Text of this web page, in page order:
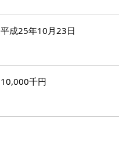
平成25年10月23日
10,000千円